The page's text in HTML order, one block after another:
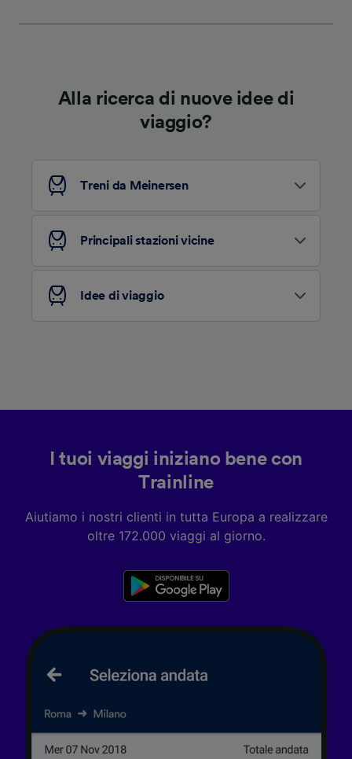
Alla ricerca di nuove idee di
viaggio?
Treni da Meinersen
Principali stazioni vicine
Idee di viaggio
I tuoi viaggi iniziano bene con
Trainline
Aiutiamo i nostri clienti in tutta Europa a realizzare
oltre 172.000 viaggi al giorno.
Noi e i nostri partner trattiamo i dati per
fornire:
Utilizzare dati di geolocalizzazione precisi.
accedervi. Pubblicità e contenuti
dei contenuti e degli annunci, ricerche sul
pubblico, sviluppo di servizi.
Elenco dei partner (fornitori)